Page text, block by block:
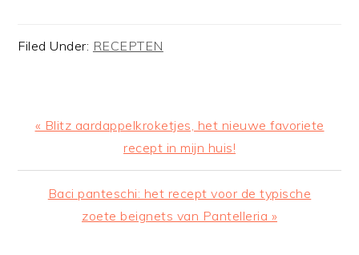
Filed Under: RECEPTEN
Previous
« Blitz aardappelkroketjes, het nieuwe favoriete
recept in mijn huis!
Next
Baci panteschi: het recept voor de typische
zoete beignets van Pantelleria »